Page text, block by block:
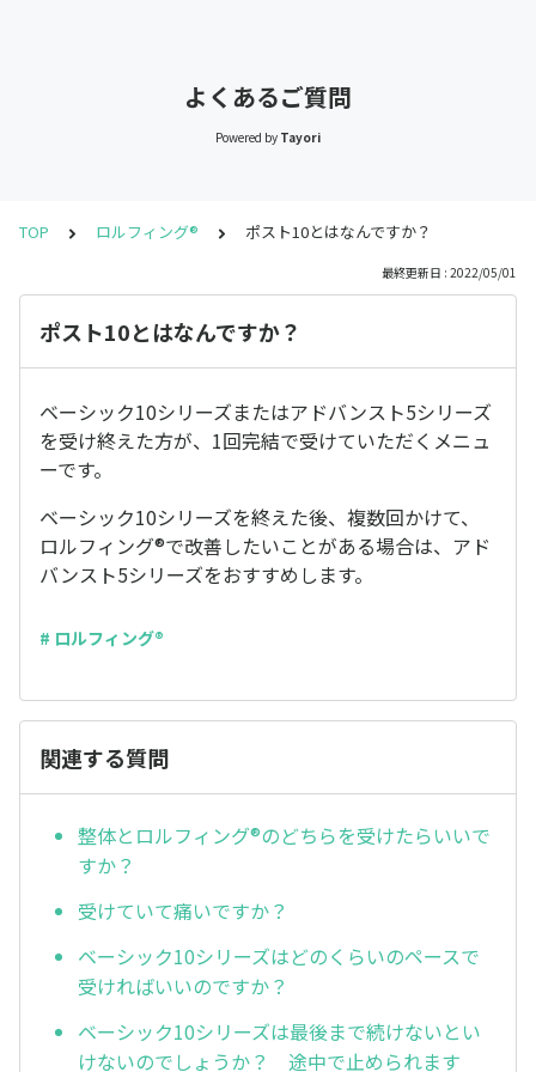
よくあるご質問
Powered by Tayori
TOP ロルフィング® ポスト10とはなんですか？
最終更新日 : 2022/05/01
ポスト10とはなんですか？
ベーシック10シリーズまたはアドバンスト5シリーズ
を受け終えた方が、1回完結で受けていただくメニュ
ーです。
ベーシック10シリーズを終えた後、複数回かけて、
ロルフィング®で改善したいことがある場合は、アド
バンスト5シリーズをおすすめします。
# ロルフィング®
関連する質問
整体とロルフィング®のどちらを受けたらいいで
すか？
受けていて痛いですか？
ベーシック10シリーズはどのくらいのペースで
受ければいいのですか？
ベーシック10シリーズは最後まで続けないとい
けないのでしょうか？ 途中で止められます